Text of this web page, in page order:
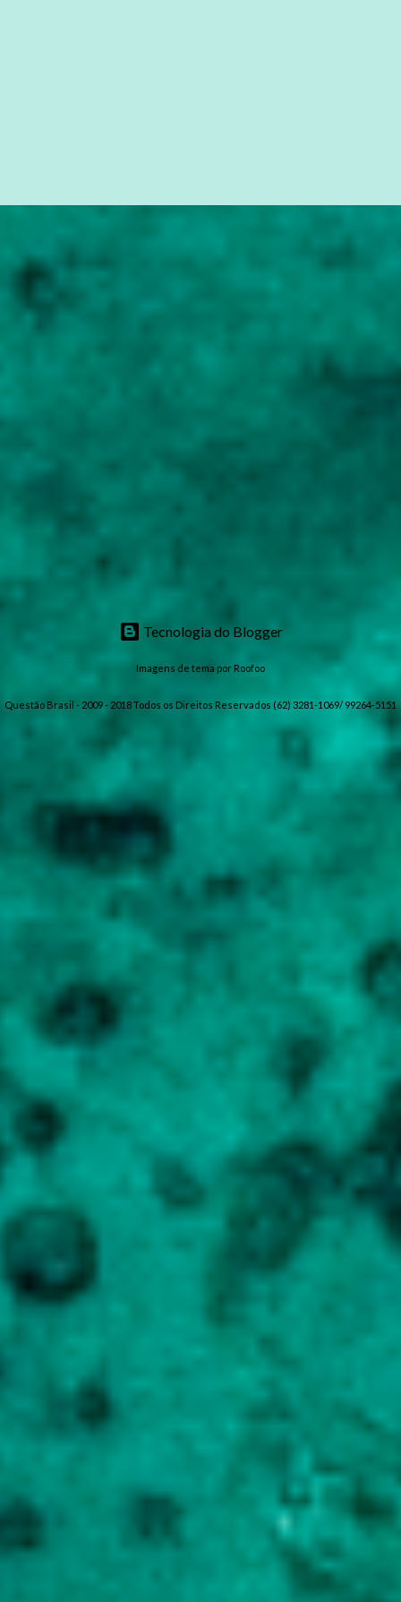
Tecnologia do Blogger
Imagens de tema por Roofoo
Questão Brasil - 2009 - 2018 Todos os Direitos Reservados (62) 3281-1069/ 99264-5151